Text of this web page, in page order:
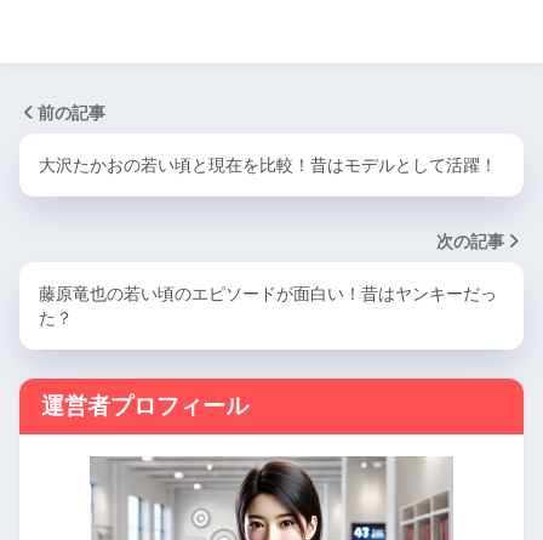
前の記事
大沢たかおの若い頃と現在を比較！昔はモデルとして活躍！
次の記事
藤原竜也の若い頃のエピソードが面白い！昔はヤンキーだっ
た？
運営者プロフィール